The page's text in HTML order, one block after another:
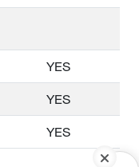
YES
YES
YES